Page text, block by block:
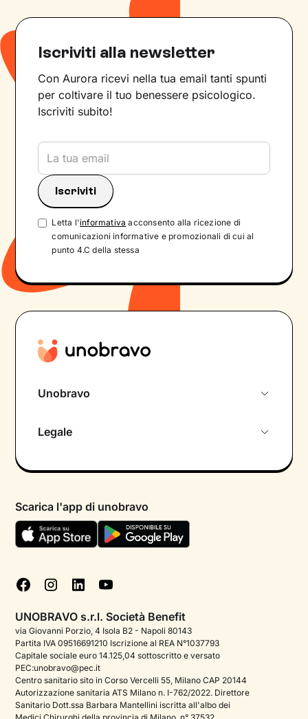
Iscriviti alla newsletter
Con Aurora ricevi nella tua email tanti spunti
per coltivare il tuo benessere psicologico.
Iscriviti subito!
Letta l'informativa acconsento alla ricezione di
comunicazioni informative e promozionali di cui al
punto 4.C della stessa
Unobravo
Psicologo in chat
Aiuto urgente
FAQ
Podcast di psicologia
Corporate
Psicologo italiano all'estero
Sala stampa
Legale
Termini e condizioni
Informativa Privacy
Cookie policy
Gestisci cookie
Scarica l'app di unobravo
UNOBRAVO s.r.l. Società Benefit
via Giovanni Porzio, 4 Isola B2 - Napoli 80143
Partita IVA 09516691210 Iscrizione al REA N°1037793
Capitale sociale euro 14.125,04 sottoscritto e versato
PEC:unobravo@pec.it
Centro sanitario sito in Corso Vercelli 55, Milano CAP 20144
Autorizzazione sanitaria ATS Milano n. I-762/2022. Direttore
Sanitario Dott.ssa Barbara Mantellini iscritta all'albo dei